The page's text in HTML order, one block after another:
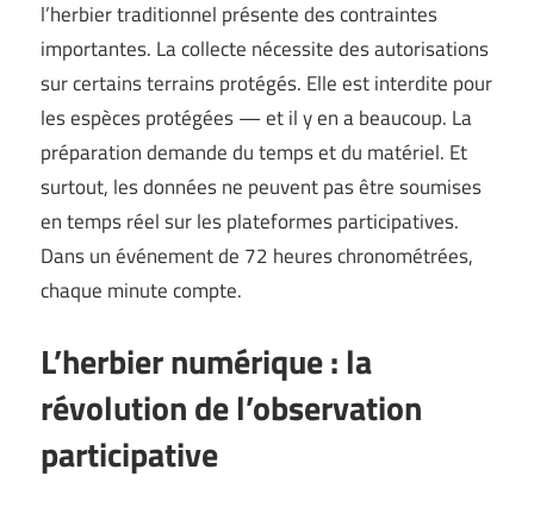
l’herbier traditionnel présente des contraintes
importantes. La collecte nécessite des autorisations
sur certains terrains protégés. Elle est interdite pour
les espèces protégées — et il y en a beaucoup. La
préparation demande du temps et du matériel. Et
surtout, les données ne peuvent pas être soumises
en temps réel sur les plateformes participatives.
Dans un événement de 72 heures chronométrées,
chaque minute compte.
L’herbier numérique : la
révolution de l’observation
participative